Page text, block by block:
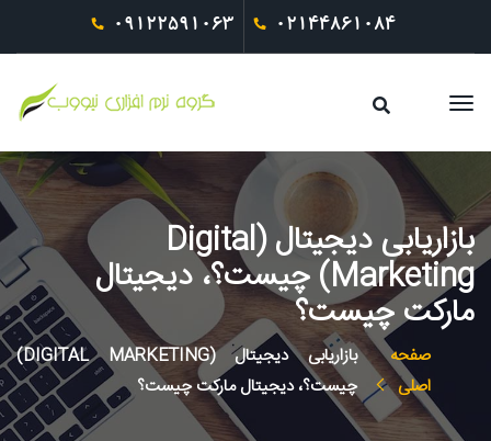
09122591063 02144861084
بازاریابی دیجیتال (Digital
Marketing) چیست؟، دیجیتال
مارکت چیست؟
صفحه
اصلی
بازاریابی دیجیتال (DIGITAL MARKETING)
چیست؟، دیجیتال مارکت چیست؟